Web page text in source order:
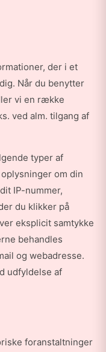
der i et
Når du benytter
vi en række
ved alm. tilgang af
typer af
om din
IP-nummer,
du klikker på
eksplicit samtykke
behandles
og webadresse.
udfyldelse af
foranstaltninger